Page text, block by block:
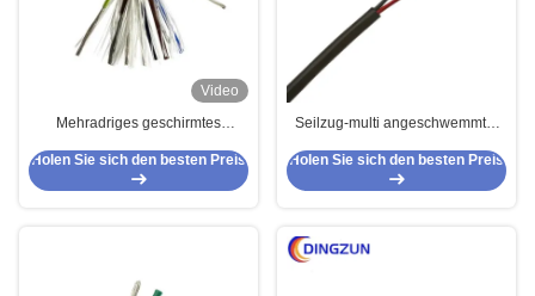
Video
Mehradriges geschirmtes
ummanteltes Sensorkabel 9-adrig
Holen Sie sich den besten Preis
Seilzug-multi angeschwemmter
PVC-2core
Holen Sie sich den besten Preis